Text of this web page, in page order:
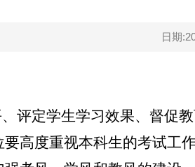
日期
评定学生学习效果、督促
高度重视本科生的考试工